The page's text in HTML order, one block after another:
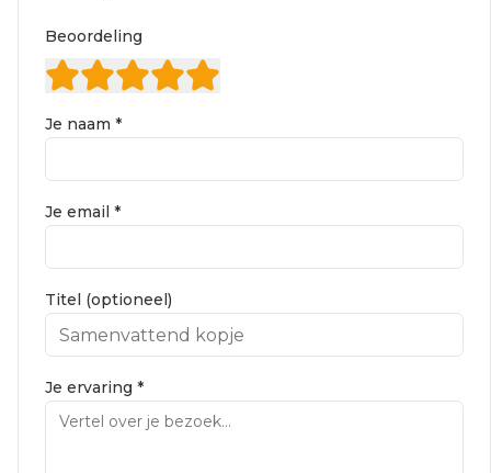
Beoordeling
Je naam *
Je email *
Titel (optioneel)
Je ervaring *